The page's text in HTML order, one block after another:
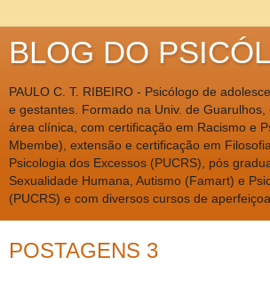
BLOG DO
PAULO C. T. RIBEIRO - Psicólogo de
e gestantes. Formado na Univ. de Guarulhos,
área clínica, com certificação em Racismo e
Mbembe), extensão e certificação em
Psicologia dos Excessos (PUCRS), pós
Sexualidade Humana, Autismo (Famart) e
(PUCRS) e com diversos cursos de
POSTAGENS 3